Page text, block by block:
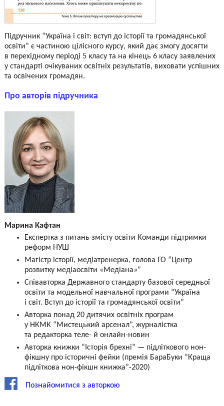
Підручник “Україна і світ: вступ до історії та громадянської
освіти” є частиною цілісного курсу, який дає змогу досягти
в перехідному періоді 5 класу та на кінець 6 класу заявлених
у стандарті очікуваних освітніх результатів, виховати успішних
та освічених громадян.
Про авторів підручника
Марина Кафтан
Експертка з питань змісту освіти Команди підтримки
реформ НУШ
Магістр історії, медіатренерка, голова ГО “Центр
розвитку медіаосвіти «Медіана»”
Співавторка Державного стандарту базової середньої
освіти та модельної навчальної програми “Україна
і світ. Вступ до історії та громадянської освіти”
Авторка понад 20 дитячих освітніх програм
у НКМК “Мистецький арсенал”, журналістка
та редакторка теле- й онлайн-новин
Авторка книжки “Історія брехні” — підліткового нон-
фікшну про історичні фейки (премія БараБуки “Краща
підліткова нон-фікшн книжка”-2020)
Познайомитися з авторкою